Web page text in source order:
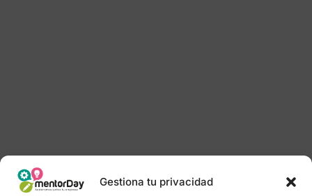
Gestiona tu privacidad